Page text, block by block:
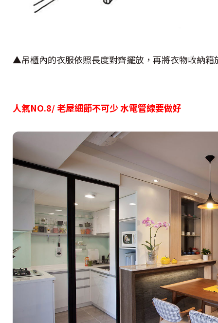
▲吊櫃內的衣服依照長度對齊擺放，再將衣物收納箱
人氣NO.8/ 老屋細節不可少 水電管線要做好